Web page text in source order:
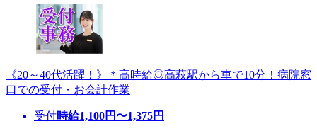
《20～40代活躍！》＊高時給◎高萩駅から車で10分！病院窓
口での受付・お会計作業
受付時給1,100円〜1,375円